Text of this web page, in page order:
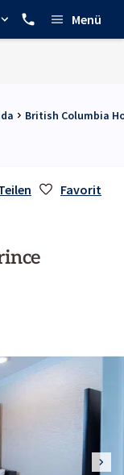
Menü
British Columbia
Favorit